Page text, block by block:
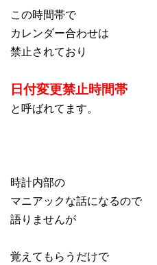
この時間帯で
カレンダー合わせは
禁止されており
日付変更禁止時間帯
と呼ばれてます。
時計内部の
マニアックな話になるので
語りませんが
覚えてもらうだけで